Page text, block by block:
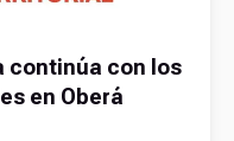
continúa con los
en Oberá